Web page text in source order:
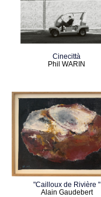
Cinecittà
Phil WARIN
"Cailloux de Rivière "
Alain Gaudebert